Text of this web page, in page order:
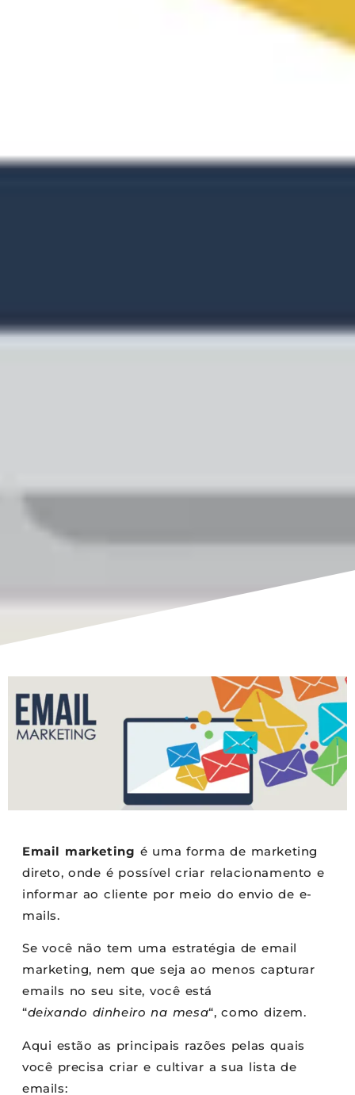
Email marketing é uma forma de marketing
direto, onde é possível criar relacionamento e
informar ao cliente por meio do envio de e-
mails.
Se você não tem uma estratégia de email
marketing, nem que seja ao menos capturar
emails no seu site, você está
“deixando dinheiro na mesa“, como dizem.
Aqui estão as principais razões pelas quais
você precisa criar e cultivar a sua lista de
emails: